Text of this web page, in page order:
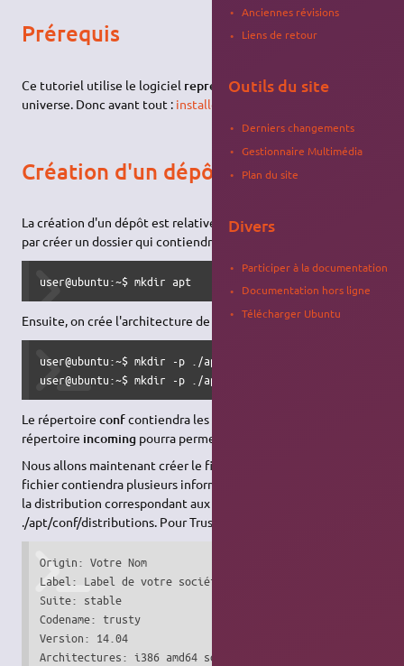
Prérequis
Ce tutoriel utilise le logiciel reprepro, disponible dans le dépôt
universe. Donc avant tout : installez le paquet
Création d'un dépôt
La création d'un dépôt est relativement simple. Commencez
par créer un dossier qui contiendra votre futur dépôt :
user@ubuntu:~$ mkdir apt
Ensuite, on crée l'architecture de base du serveur apt:
user@ubuntu:~$ mkdir -p ./apt/conf
user@ubuntu:~$ mkdir -p ./apt/incoming
Le répertoireconfcontiendra les fichiers de configuration, le
répertoire incoming pourra permettre l'upload de paquets.
Nous allons maintenant créer le fichier de configuration, ce
fichier contiendra plusieurs informations, comme la version de
la distribution correspondant aux paquets.
./apt/conf/distributions. Pour Trusty remplissez-le comme ceci:
Origin: Votre Nom
Label: Label de votre société (ou autre)
Suite: stable
Codename: trusty
Version: 14.04
Architectures: i386 amd64 source #(en fonction de vos
Anciennes révisions
Liens de retour
Outils du site
Derniers changements
Gestionnaire Multimédia
Plan du site
Divers
Participer à la documentation
Documentation hors ligne
Télécharger Ubuntu